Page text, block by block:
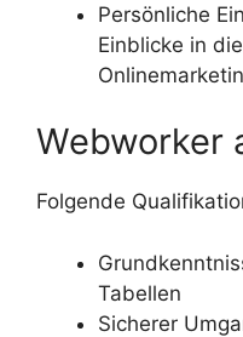
Persönliche
Einblicke in
Webworker
Folgende
Tabellen
Sicherer